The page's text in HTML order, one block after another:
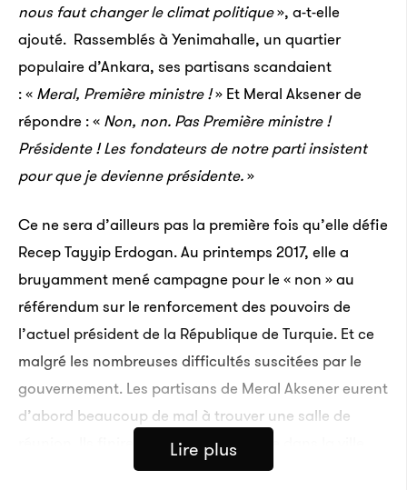
nous faut changer le climat politique», a-t-elle
ajouté. Rassemblés à Yenimahalle, un quartier
populaire d’Ankara, ses partisans scandaient
: « Meral, Première ministre !» Et Meral Aksener de
répondre :« Non, non. Pas Première ministre !
Présidente ! Les fondateurs de notre parti insistent
pour que je devienne présidente.»
Ce ne sera d’ailleurs pas la première fois qu’elle défie
Recep Tayyip Erdogan. Au printemps 2017, elle a
bruyamment mené campagne pour le « non » au
référendum sur le renforcement des pouvoirs de
l’actuel président de la République de Turquie. Et ce
malgré les nombreuses difficultés suscitées par le
gouvernement. Les partisans de Meral Aksener eurent
d’abord beaucoup de mal à trouver une salle de
réunion. Ils finirent par en trouver une dans la ville
de Çanakkale, préfecture de la province du même
Lire plus